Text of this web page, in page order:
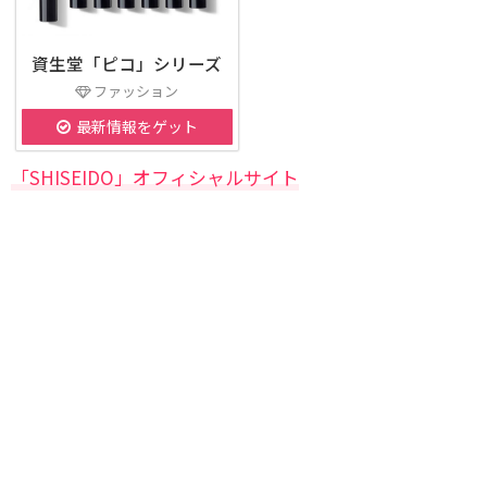
資生堂「ピコ」シリーズ
ファッション
最新情報をゲット
「SHISEIDO」オフィシャルサイト